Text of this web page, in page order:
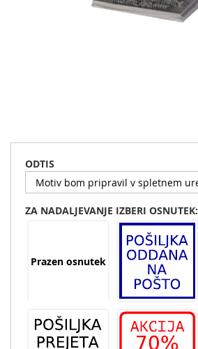
začetek
galerije
ODTIS
ZA NADALJEVANJE IZBERI OSNUTEK:
Prazen osnutek